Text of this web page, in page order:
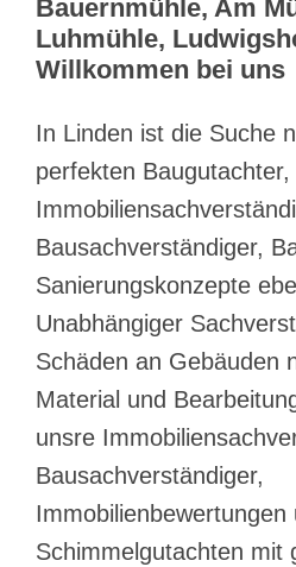
Bauernmühle, Am
Luhmühle,
Willkommen bei uns
In Linden ist die Suche
perfekten Baugutachter,
Bausachverständiger,
Sanierungskonzepte
Unabhängiger
Schäden an Gebäuden
Material und
unsre
Bausachverständiger,
Immobilienbewertungen
Schimmelgutachten mit